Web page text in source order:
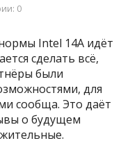
0
Intel 14A идёт
сделать всё,
были
для
сообща. Это даёт
о будущем